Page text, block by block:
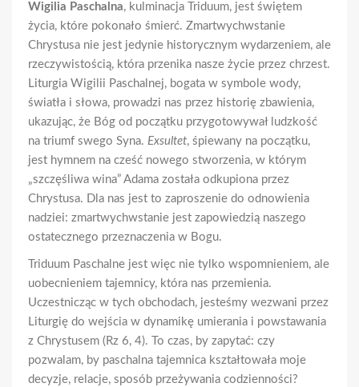
Wigilia Paschalna, kulminacja Triduum, jest świętem
życia, które pokonało śmierć. Zmartwychwstanie
Chrystusa nie jest jedynie historycznym wydarzeniem, ale
rzeczywistością, która przenika nasze życie przez chrzest.
Liturgia Wigilii Paschalnej, bogata w symbole wody,
światła i słowa, prowadzi nas przez historię zbawienia,
ukazując, że Bóg od początku przygotowywał ludzkość
na triumf swego Syna. Exsultet, śpiewany na początku,
jest hymnem na cześć nowego stworzenia, w którym
„szczęśliwa wina” Adama została odkupiona przez
Chrystusa. Dla nas jest to zaproszenie do odnowienia
nadziei: zmartwychwstanie jest zapowiedzią naszego
ostatecznego przeznaczenia w Bogu.
Triduum Paschalne jest więc nie tylko wspomnieniem, ale
uobecnieniem tajemnicy, która nas przemienia.
Uczestnicząc w tych obchodach, jesteśmy wezwani przez
Liturgię do wejścia w dynamikę umierania i powstawania
z Chrystusem (Rz 6, 4). To czas, by zapytać: czy
pozwalam, by paschalna tajemnica kształtowała moje
decyzje, relacje, sposób przeżywania codzienności?